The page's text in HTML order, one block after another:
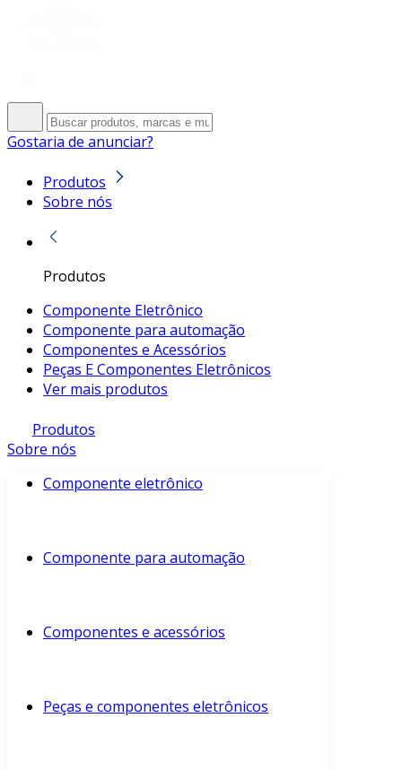
Gostaria de anunciar?
Produtos
Sobre nós
Produtos
Componente Eletrônico
Componente para automação
Componentes e Acessórios
Peças E Componentes Eletrônicos
Ver mais produtos
Produtos
Sobre nós
Componente eletrônico
Componente para automação
Componentes e acessórios
Peças e componentes eletrônicos